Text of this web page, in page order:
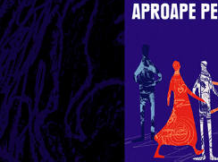
O familie aproape